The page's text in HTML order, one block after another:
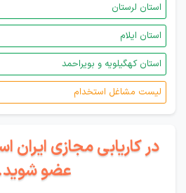
استان لرستان
استان ایلام
استان کهگیلویه و بویراحمد
لیست مشاغل استخدام
در کاریابی مجازی ایران
عضو